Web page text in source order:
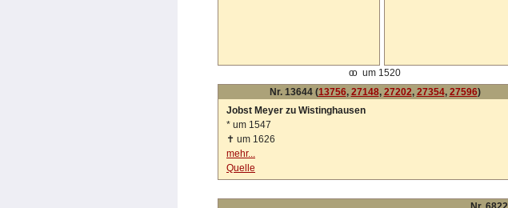
oo um 1520
Nr. 13644 (13756, 27148, 27202, 27354, 27596)
Jobst Meyer zu Wistinghausen
* um 1547
✝ um 1626
mehr...
Quelle